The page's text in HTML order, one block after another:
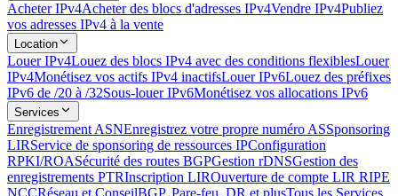
Acheter IPv4Acheter des blocs d'adresses IPv4Vendre IPv4Publiez
vos adresses IPv4 à la vente
Location
Louer IPv4Louez des blocs IPv4 avec des conditions flexiblesLouer
IPv4Monétisez vos actifs IPv4 inactifsLouer IPv6Louez des préfixes
IPv6 de /20 à /32Sous-louer IPv6Monétisez vos allocations IPv6
Services
Enregistrement ASNEnregistrez votre propre numéro ASSponsoring
LIRService de sponsoring de ressources IPConfiguration
RPKI/ROASécurité des routes BGPGestion rDNSGestion des
enregistrements PTRInscription LIROuverture de compte LIR RIPE
NCCRéseau et ConseilBGP, Pare-feu, DR et plusTous les Services